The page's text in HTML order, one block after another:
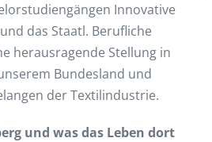
Innovative
das Staatl. Berufliche
herausragende Stellung in
Bundesland und
der Textilindustrie.
und was das Leben dort